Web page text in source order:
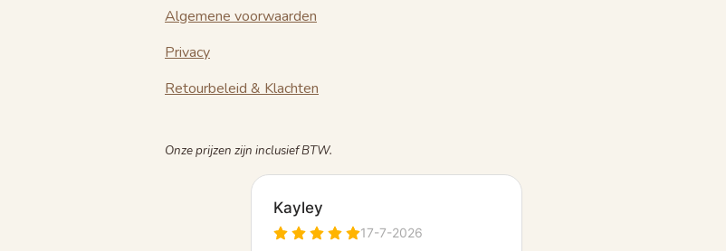
s
A
p
p
a
g
m
o
k
Algemene voorwaarden
Privacy
Retourbeleid & Klachten
Onze prijzen zijn inclusief BTW.